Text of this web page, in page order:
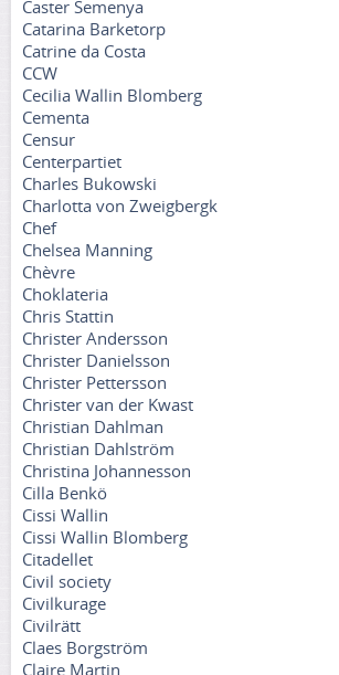
Caster Semenya
Catarina Barketorp
Catrine da Costa
CCW
Cecilia Wallin Blomberg
Cementa
Censur
Centerpartiet
Charles Bukowski
Charlotta von Zweigbergk
Chef
Chelsea Manning
Chèvre
Choklateria
Chris Stattin
Christer Andersson
Christer Danielsson
Christer Pettersson
Christer van der Kwast
Christian Dahlman
Christian Dahlström
Christina Johannesson
Cilla Benkö
Cissi Wallin
Cissi Wallin Blomberg
Citadellet
Civil society
Civilkurage
Civilrätt
Claes Borgström
Claire Martin